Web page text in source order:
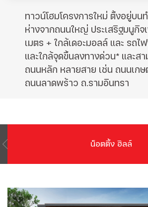
ทาวน์โฮมโครงการใหม่ ตั้งอยู่บน
ห่างจากถนนใหญ่ ประเสริฐมนูกิ
เมตร + ใกล้เดอะมอลล์ และ รถไ
และใกล้จุดขึ้นลงทางด่วน* และส
ถนนหลัก หลายสาย เช่น ถนนเก
ถนนลาดพร้าว ถ.รามอินทรา
น็อตติ้ง ฮิลล์